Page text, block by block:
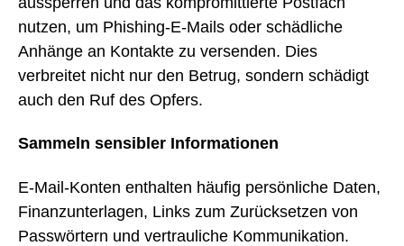
nutzen, um Phishing-E-Mails oder schädliche
Anhänge an Kontakte zu versenden. Dies
verbreitet nicht nur den Betrug, sondern schädigt
auch den Ruf des Opfers.
Sammeln sensibler Informationen
E-Mail-Konten enthalten häufig persönliche Daten,
Finanzunterlagen, Links zum Zurücksetzen von
Passwörtern und vertrauliche Kommunikation.